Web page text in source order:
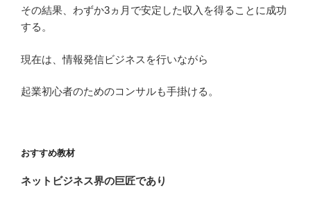
その結果、わずか3ヵ月で安定した収入を得ることに成功
する。
現在は、情報発信ビジネスを行いながら
起業初心者のためのコンサルも手掛ける。
おすすめ教材
ネットビジネス界の巨匠であり